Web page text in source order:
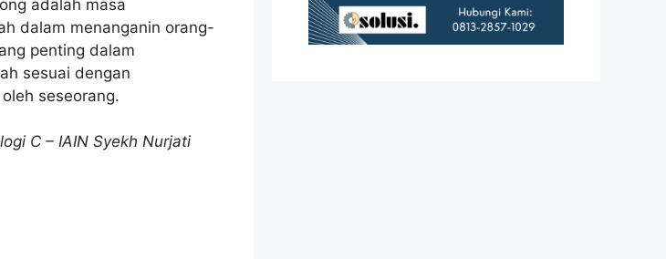
adalah masa
dalam menanganin orang-
penting dalam
sesuai dengan
seseorang.
C – IAIN Syekh Nurjati